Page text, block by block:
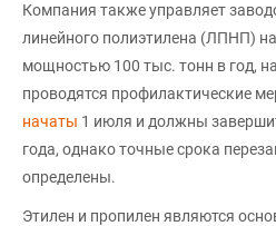
Компания также управляет
линейного полиэтилена (ЛПНП)
мощностью 100 тыс. тонн в год,
проводятся профилактические
начаты 1 июля и должны
года, однако точные срока
определены.
Этилен и пропилен являются